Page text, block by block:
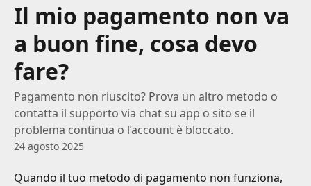
Il mio pagamento non va
a buon fine, cosa devo
fare?
Pagamento non riuscito? Prova un altro metodo o
contatta il supporto via chat su app o sito se il
problema continua o l’account è bloccato.
24 agosto 2025
Quando il tuo metodo di pagamento non funziona,